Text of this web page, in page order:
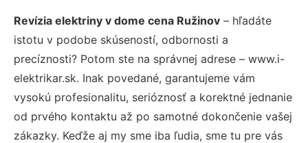
Revízia elektriny v dome cena Ružinov – hľadáte
istotu v podobe skúseností, odbornosti a
precíznosti? Potom ste na správnej adrese – www.i-
elektrikar.sk. Inak povedané, garantujeme vám
vysokú profesionalitu, serióznosť a korektné jednanie
od prvého kontaktu až po samotné dokončenie vašej
zákazky. Keďže aj my sme iba ľudia, sme tu pre vás